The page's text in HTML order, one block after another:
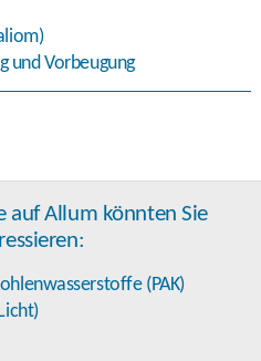
und Vorbeugung
auf Allum könnten Sie
(PAK)